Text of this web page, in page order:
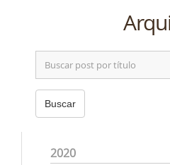
Buscar
2020